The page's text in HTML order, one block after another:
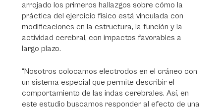
arrojado los primeros hallazgos sobre cómo la
práctica del ejercicio físico está vinculada con
modificaciones en la estructura, la función y la
actividad cerebral, con impactos favorables a
largo plazo.
“Nosotros colocamos electrodos en el cráneo con
un sistema especial que permite describir el
comportamiento de las indas cerebrales. Así, en
este estudio buscamos responder al efecto de una